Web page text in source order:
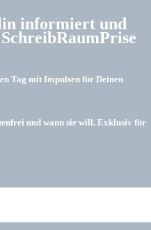
informiert und
Tag mit Impulsen für Deinen
und wann sie will. Exklusiv für